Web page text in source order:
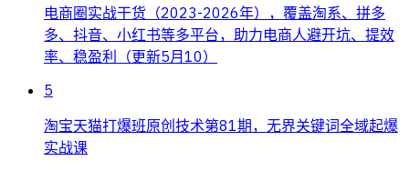
电商圈实战干货（2023-2026年），覆盖淘系、拼多
多、抖音、小红书等多平台，助力电商人避开坑、提效
率、稳盈利（更新5月10）
5
淘宝天猫打爆班原创技术第81期，无界关键词全域起爆
实战课